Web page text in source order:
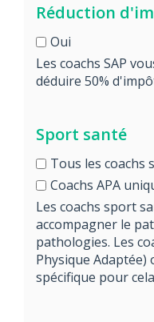
Réduction
Oui
Les coachs SAP
déduire 50%
Sport santé
Tous les coachs
Coachs APA
Les coachs sport
accompagner le
pathologies. Les
Physique
spécifique pour